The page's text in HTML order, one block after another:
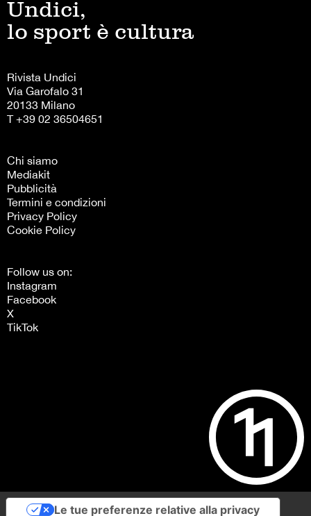
Undici,
lo sport è cultura
Rivista Undici
Via Garofalo 31
20133 Milano
T +39 02 36504651
Chi siamo
Mediakit
Pubblicità
Termini e condizioni
Privacy Policy
Cookie Policy
Follow us on:
Instagram
Facebook
X
TikTok
Le tue preferenze relative alla privacy